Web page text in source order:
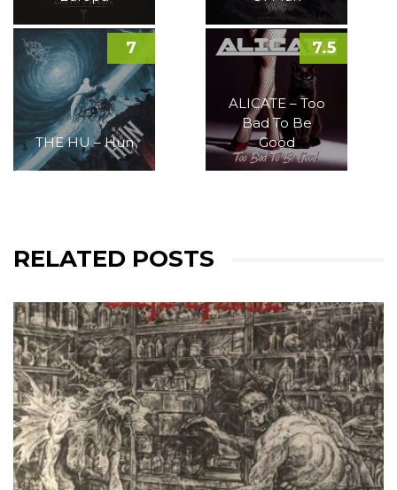
THE HU – Hun
7
ALICATE – Too
Bad To Be
Good
7.5
RELATED POSTS